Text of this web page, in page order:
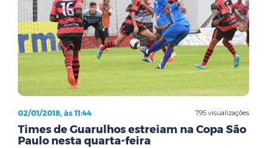
795 visualizações
02/01/2018, às 11:44
Times de Guarulhos estreiam na Copa São
Paulo nesta quarta-feira